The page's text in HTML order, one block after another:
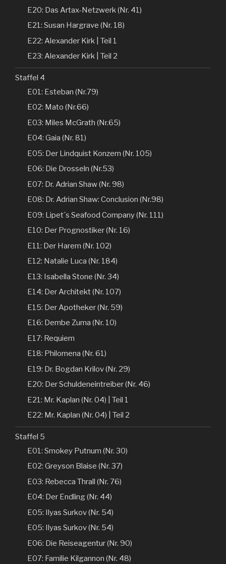
E20: Das Artax-Netzwerk (Nr. 41)
E21: Susan Hargrave (Nr. 18)
E22: Alexander Kirk | Teil 1
E23: Alexander Kirk | Teil 2
Staffel 4
E01: Esteban (Nr.79)
E02: Mato (Nr.66)
E03: Miles McGrath (Nr.65)
E04: Gaia (Nr. 81)
E05: Der Lindquist Konzern (Nr. 105)
E06: Die Drosseln (Nr.53)
E07: Dr. Adrian Shaw (Nr. 98)
E08: Dr. Adrian Shaw: Conclusion (Nr.98)
E09: Lipet´s Seafood Company (Nr. 111)
E10: Der Prognostiker (Nr. 16)
E11: Der Harem (Nr. 102)
E12: Natalie Luca (Nr. 184)
E13: Isabella Stone (Nr. 34)
E14: Der Architekt (Nr. 107)
E15: Der Apotheker (Nr. 59)
E16: Dembe Zuma (Nr. 10)
E17: Requiem
E18: Philomena (Nr. 61)
E19: Dr. Bogdan Krilov (Nr. 29)
E20: Der Schuldeneintreiber (Nr. 46)
E21: Mr. Kaplan (Nr. 04) | Teil 1
E22: Mr. Kaplan (Nr. 04) | Teil 2
Staffel 5
E01: Smokey Putnum (Nr. 30)
E02: Greyson Blaise (Nr. 37)
E03: Rebecca Thrall (Nr. 76)
E04: Der Endling (Nr. 44)
E05: Ilyas Surkov (Nr. 54)
E05: Ilyas Surkov (Nr. 54)
E06: Die Reiseagentur (Nr. 90)
E07: Familie Kilgannon (Nr. 48)